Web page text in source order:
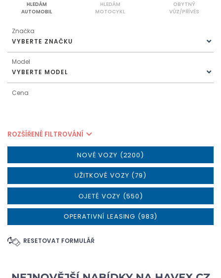
HLEDÁM
AUTOMOBIL
HLEDÁM
MOTOCYKL
OBYTNÝ
VŮZ/PŘÍVĚS
Značka
VYBERTE ZNAČKU
Model
VYBERTE MODEL
Cena
ROZŠÍŘENÉ FILTROVÁNÍ
NOVÉ VOZY (2200)
UŽITKOVÉ VOZY (79)
OJETÉ VOZY (550)
OPERATIVNÍ LEASING (983)
RESETOVAT FORMULÁŘ